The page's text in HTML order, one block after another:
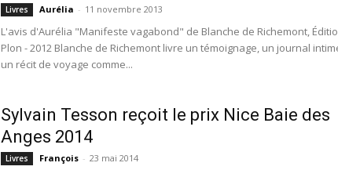
Livres Aurélia - 11 novembre 2013
L'avis d'Aurélia "Manifeste vagabond" de Blanche de Richemont,
Plon - 2012 Blanche de Richemont livre un témoignage, un journal
un récit de voyage comme...
Sylvain Tesson reçoit le prix Nice Baie des
Anges 2014
Livres François - 23 mai 2014